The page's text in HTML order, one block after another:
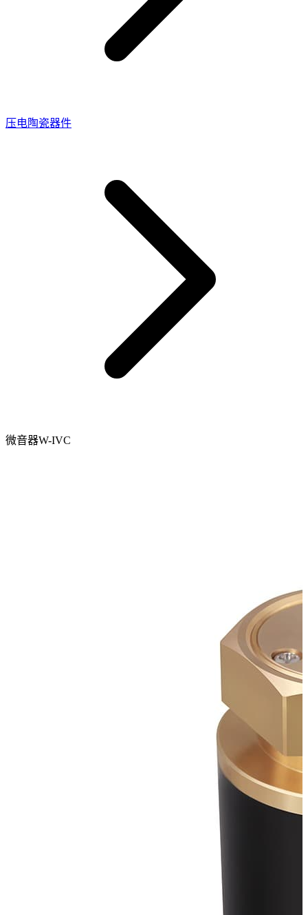
压电陶瓷器件
微音器W-IVC